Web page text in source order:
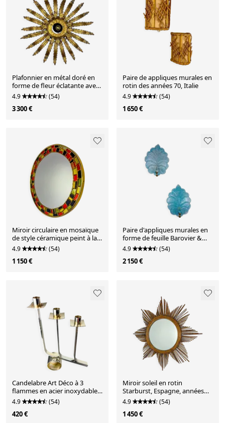
Plafonnier en métal doré en
forme de fleur éclatante avec
des feuilles, années 1960.
4.9 (54)
3 300 €
Paire de appliques murales en
rotin des années 70, Italie
4.9 (54)
1 650 €
Miroir circulaire en mosaïque
de style céramique peint à la
main espagnol, années 1970
4.9 (54)
1 150 €
Paire d'appliques murales en
forme de feuille Barovier &
Toso, en verre de Murano
bleu clair, Italie, années 1960.
4.9 (54)
2 150 €
Candelabre Art Déco à 3
flammes en acier inoxydable,
France
4.9 (54)
420 €
Miroir soleil en rotin
Starburst, Espagne, années
1960
4.9 (54)
1 450 €